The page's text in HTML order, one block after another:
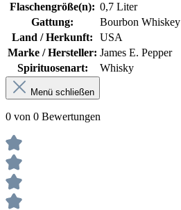
Flaschengröße(n): 0,7 Liter
Gattung:
Bourbon Whiskey
Land / Herkunft:
USA
Marke / Hersteller: James E. Pepper
Spirituosenart:
Whisky
Menü schließen
0 von 0 Bewertungen